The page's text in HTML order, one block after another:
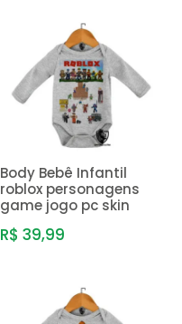
Body Bebê Infantil
roblox personagens
game jogo pc skin
R$ 39,99